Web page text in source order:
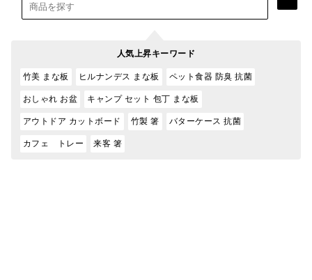
人気上昇キーワード
竹美 まな板 ヒルナンデス まな板 ペット食器 防臭 抗菌
おしゃれ お盆 キャンプ セット 包丁 まな板
アウトドア カットボード 竹製 箸 バターケース 抗菌
カフェ トレー 来客 箸